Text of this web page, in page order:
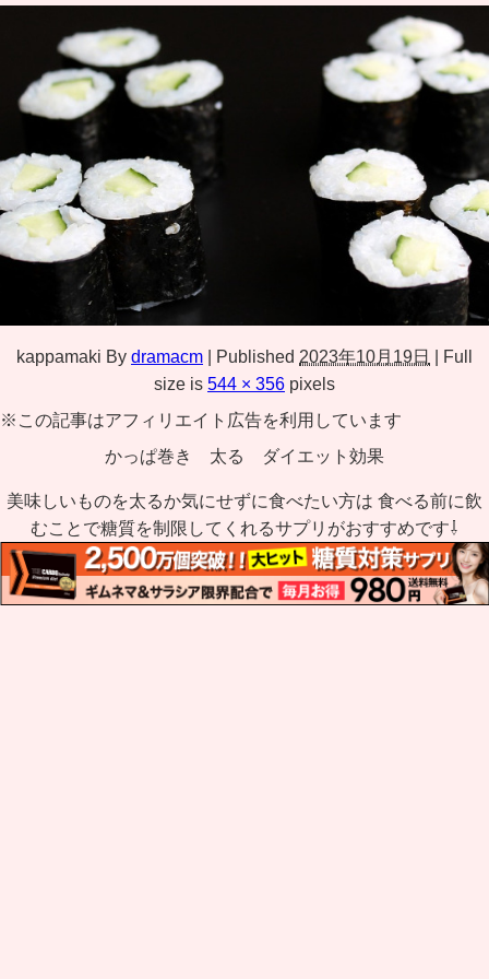
kappamaki By dramacm Published 2023年10月19日
Full
size is 544 × 356 pixels
※この記事はアフィリエイト広告を利用しています
かっぱ巻き 太る ダイエット効果
美味しいものを太るか気にせずに食べたい方は 食べる前に飲
むことで糖質を制限してくれるサプリがおすすめです⇩